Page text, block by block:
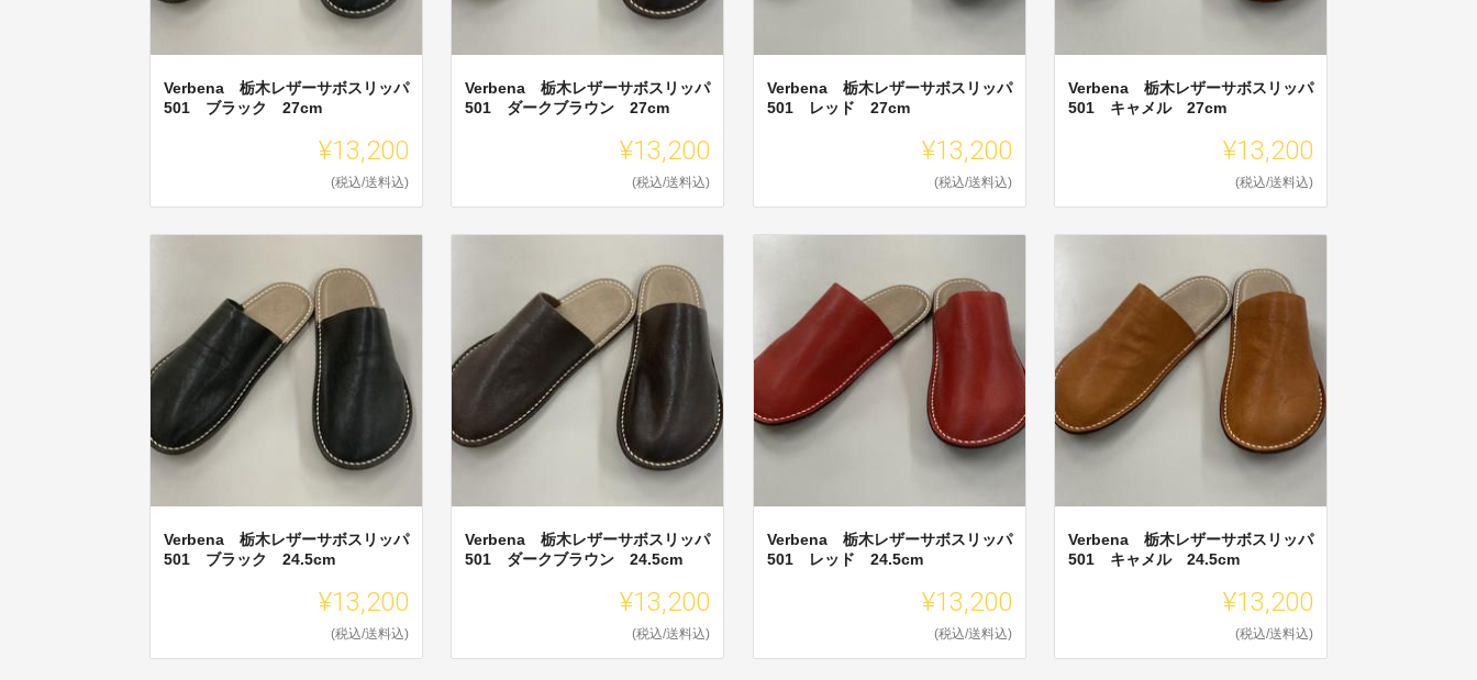
Verbena 栃木レザーサボスリッパ
501 ブラック 27cm
¥13,200
(税込/送料込)
Verbena 栃木レザーサボスリッパ
501 ダークブラウン 27cm
¥13,200
(税込/送料込)
Verbena 栃木レザーサボスリッパ
501 レッド 27cm
¥13,200
(税込/送料込)
Verbena 栃木レザーサボスリッパ
501 キャメル 27cm
¥13,200
(税込/送料込)
Verbena 栃木レザーサボスリッパ
501 ブラック 24.5cm
¥13,200
(税込/送料込)
Verbena 栃木レザーサボスリッパ
501 ダークブラウン 24.5cm
¥13,200
(税込/送料込)
Verbena 栃木レザーサボスリッパ
501 レッド 24.5cm
¥13,200
(税込/送料込)
Verbena 栃木レザーサボスリッパ
501 キャメル 24.5cm
¥13,200
(税込/送料込)